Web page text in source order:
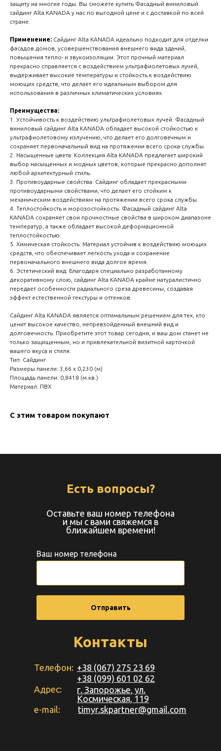
Zero
create your
block from
защиту на многие годы. Вы сможете купить Фасадный виниловый
сайдинг Alta KANADA у нас по выгодной цене и с доставкой по всей
стране.
Применение: Сайдинг Alta KANADA идеально подходит для отделки
фасадов домов, усовершенствования внешнего вида зданий,
повышения тепло- и звукоизоляции. Этот прочный материал
прекрасно справляется с воздействием ультрафиолетовых лучей,
выдерживает высокие температуры и стойкость к воздействию
моющих средств, что делает его идеальным выбором для
использования в различных климатических условиях.
Преимущества:
1. Устойчивость к воздействию ультрафиолетовых лучей: Фасадный
виниловый сайдинг Alta KANADA обладает высокой стойкостью к
ультрафиолетовому излучению, что делает его долговечным и
сохраняет первоначальный вид на протяжении всего срока службы.
2. Насыщенные цвета: Коллекция Alta KANADA предлагает широкий
выбор насыщенных и модных цветов, которые прекрасно дополнят
любой архитектурный стиль.
3. Противоударные свойства: Сайдинг обладает прекрасными
противоударными свойствами, что делает его стойким к
механическим воздействиям на протяжении всего срока службы.
4. Теплостойкость и морозостойкость: Фасадный сайдинг Alta
KANADA сохраняет свои прочностные свойства в широком диапазоне
температур, а также обладает высокой деформационной
теплостойкостью.
5. Химическая стойкость: Материал устойчив к воздействию моющих
средств, что обеспечивает легкость ухода и сохранение
первоначального внешнего вида долгое время.
6. Эстетический вид: Благодаря специально разработанному
декоративному слою, сайдинг Alta KANADA крайне натуралистично
передает особенности радиального среза древесины, создавая
эффект естественной текстуры и оттенков.
Сайдинг Alta KANADA является оптимальным решением для тех, кто
ценит высокое качество, непревзойденный внешний вид и
долговечность. Приобретите этот товар сегодня, и ваш дом станет не
только защищенным, но и привлекательной визитной карточкой
вашего вкуса и стиля.
Тип: Сайдинг
Размеры панели: 3,66 х 0,230 (м)
Площадь панели: 0,8418 (м.кв.)
Материал: ПВХ
С этим товаром покупают
Контакты
Телефон:
Адрес:
+38 (067) 275 23 69
г. Запорожье, ул.
Космическая, 119
Ваш номер телефона
Отправить
Есть вопросы?
Оставьте ваш номер телефона
и мы с вами свяжемся в
ближайшем времени!
+38 (099) 601 02 62
e-mail: timyr.skpartner@gmail.com